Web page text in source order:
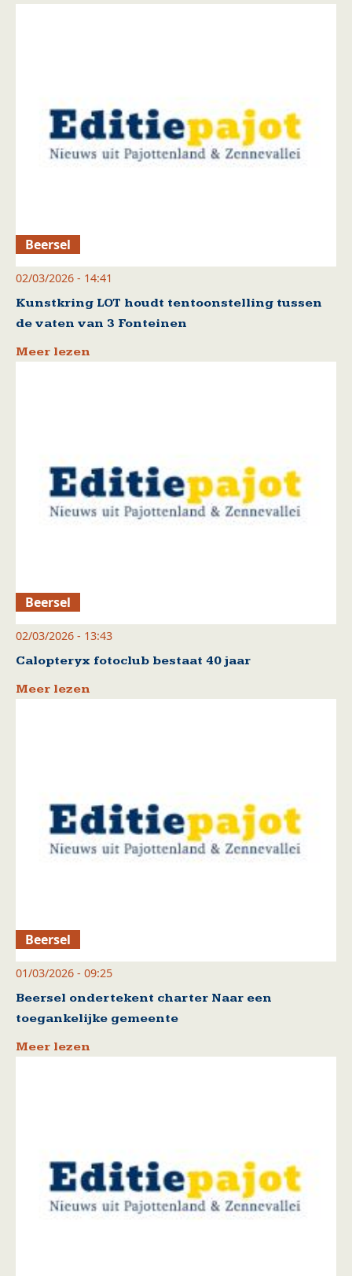
Beersel
02/03/2026 - 14:41
Kunstkring LOT houdt tentoonstelling tussen
de vaten van 3 Fonteinen
Meer lezen
Beersel
02/03/2026 - 13:43
Calopteryx fotoclub bestaat 40 jaar
Meer lezen
Beersel
01/03/2026 - 09:25
Beersel ondertekent charter Naar een
toegankelijke gemeente
Meer lezen